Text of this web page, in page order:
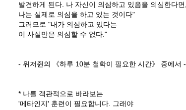
발견하게 된다. 나 자신이 의심하고 있음을 의심한다면,
나는 실제로 의심을 하고 있는 것이다"
그러므로 "내가 의심하고 있다는
이 사실만은 의심할 수 없다."
- 위저쥔의 《하루 10분 철학이 필요한 시간》 중에서 -
* 나를 객관적으로 바라보는
'메타인지' 훈련이 필요합니다. 그래야